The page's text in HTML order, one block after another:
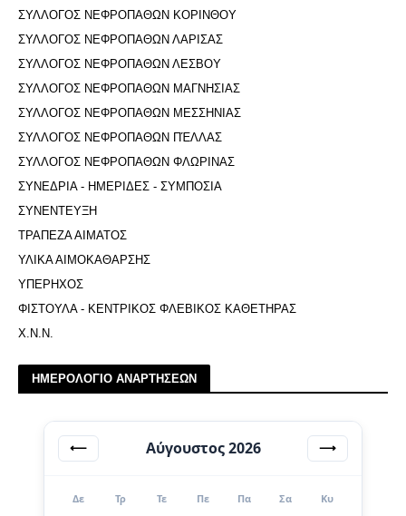
ΣΥΛΛΟΓΟΣ ΝΕΦΡΟΠΑΘΩΝ ΚΟΡΙΝΘΟΥ
ΣΥΛΛΟΓΟΣ ΝΕΦΡΟΠΑΘΩΝ ΛΑΡΙΣΑΣ
ΣΥΛΛΟΓΟΣ ΝΕΦΡΟΠΑΘΩΝ ΛΕΣΒΟΥ
ΣΥΛΛΟΓΟΣ ΝΕΦΡΟΠΑΘΩΝ ΜΑΓΝΗΣΙΑΣ
ΣΥΛΛΟΓΟΣ ΝΕΦΡΟΠΑΘΩΝ ΜΕΣΣΗΝΙΑΣ
ΣΥΛΛΟΓΟΣ ΝΕΦΡΟΠΑΘΩΝ ΠΈΛΛΑΣ
ΣΥΛΛΟΓΟΣ ΝΕΦΡΟΠΑΘΩΝ ΦΛΩΡΙΝΑΣ
ΣΥΝΕΔΡΙΑ - ΗΜΕΡΙΔΕΣ - ΣΥΜΠΟΣΙΑ
ΣΥΝΕΝΤΕΥΞΗ
ΤΡΑΠΕΖΑ ΑΙΜΑΤΟΣ
ΥΛΙΚΑ ΑΙΜΟΚΑΘΑΡΣΗΣ
ΥΠΕΡΗΧΟΣ
ΦΙΣΤΟΥΛΑ - ΚΕΝΤΡΙΚΟΣ ΦΛΕΒΙΚΟΣ ΚΑΘΕΤΗΡΑΣ
Χ.Ν.Ν.
ΗΜΕΡΟΛΟΓΙΟ ΑΝΑΡΤΗΣΕΩΝ
⟵ Αύγουστος 2026 ⟶
Δε Τρ Τε Πε Πα Σα Κυ